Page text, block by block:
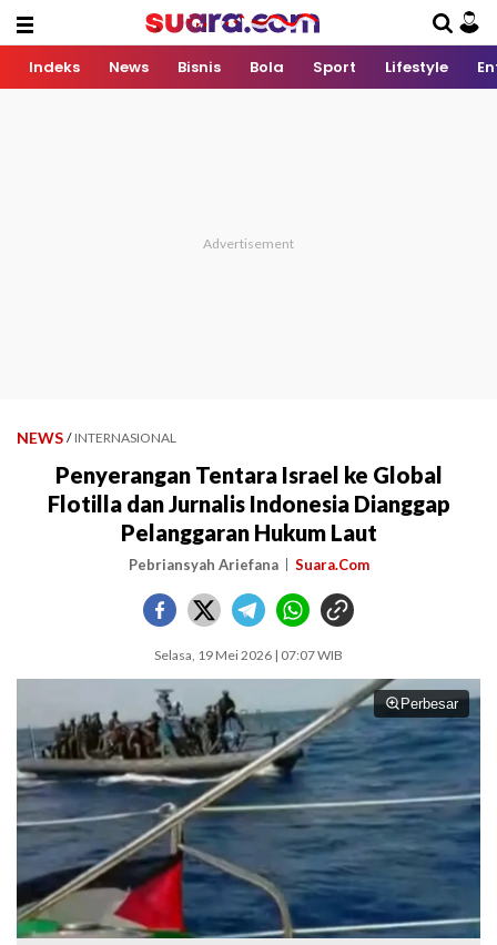
Indeks News Bisnis Bola Sport Lifestyle
NEWS / INTERNASIONAL
Penyerangan Tentara Israel ke Global
Flotilla dan Jurnalis Indonesia Dianggap
Pelanggaran Hukum Laut
Pebriansyah Ariefana Suara.Com
Selasa, 19 Mei 2026 | 07:07 WIB
Perbesar